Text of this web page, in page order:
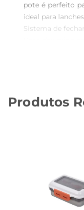
pote é perfeito
ideal para
Sistema de
alimentos sem
saudáveis. Além
danificar o
Produtos